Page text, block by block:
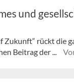
und
Zukunft“ rückt die
Beitrag der ...